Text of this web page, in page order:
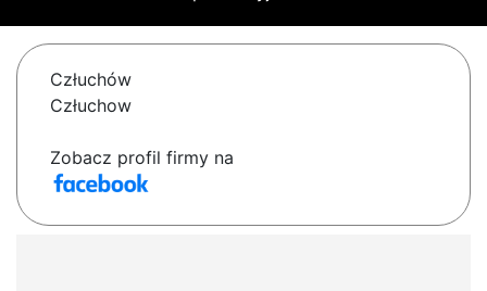
Człuchów
Człuchow
Zobacz profil firmy na